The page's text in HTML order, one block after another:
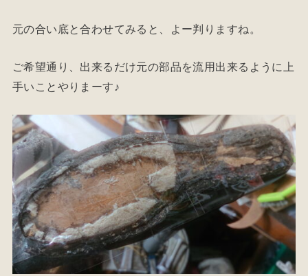
元の合い底と合わせてみると、よー判りますね。
ご希望通り、出来るだけ元の部品を流用出来るように上
手いことやりまーす♪